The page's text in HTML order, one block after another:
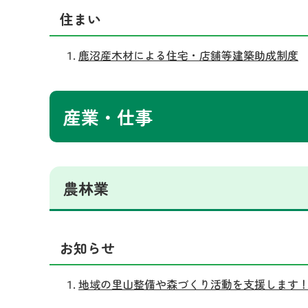
住まい
鹿沼産木材による住宅・店舗等建築助成制度
産業・仕事
農林業
お知らせ
地域の里山整備や森づくり活動を支援します